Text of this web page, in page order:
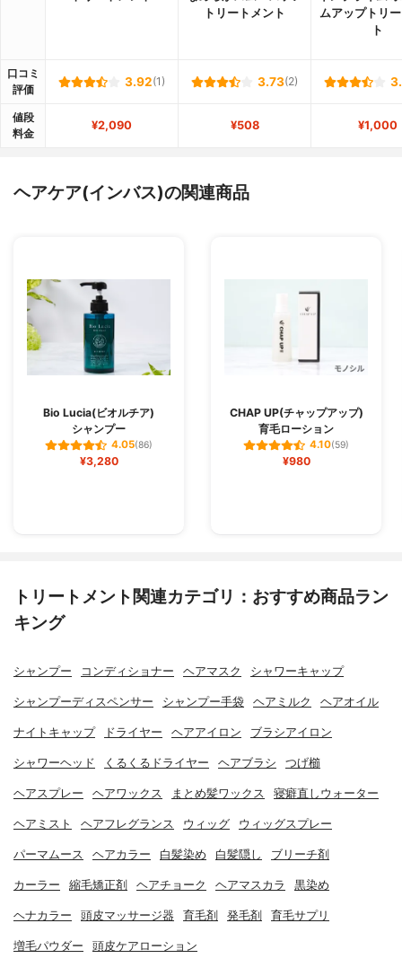
トリートメント
ムアップトリ
ト
口コミ
評価
3.92(1) 3.73(2)
値段
料金
¥2,090 ¥508 ¥1,000
ヘアケア(インバス)の関連商品
Bio Lucia(ビオルチア)
シャンプー
4.05(86)
¥3,280
CHAP UP(チャップアップ)
育毛ローション
4.10(59)
¥980
トリートメント関連カテゴリ：おすすめ商品ラン
キング
シャンプー コンディショナー ヘアマスク シャワーキャップ
シャンプーディスペンサー シャンプー手袋 ヘアミルク ヘアオイル
ナイトキャップ ドライヤー ヘアアイロン ブラシアイロン
シャワーヘッド くるくるドライヤー ヘアブラシ つげ櫛
ヘアスプレー ヘアワックス まとめ髪ワックス 寝癖直しウォーター
ヘアミスト ヘアフレグランス ウィッグ ウィッグスプレー
パーマムース ヘアカラー 白髪染め 白髪隠し ブリーチ剤
カーラー 縮毛矯正剤 ヘアチョーク ヘアマスカラ 黒染め
ヘナカラー 頭皮マッサージ器 育毛剤 発毛剤 育毛サプリ
増毛パウダー 頭皮ケアローション